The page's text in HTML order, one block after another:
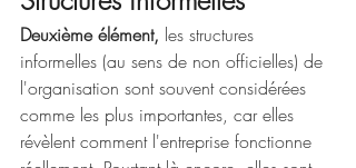
Deuxième élément, les structures
informelles (au sens de non officielles) de
l'organisation sont souvent considérées
comme les plus importantes, car elles
révèlent comment l'entreprise fonctionne